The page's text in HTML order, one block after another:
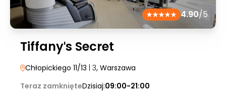
4.90/5
Tiffanyˈs Secret
Chłopickiego 11/13 | 3, Warszawa
Teraz zamknięteDzisiaj:09:00-21:00